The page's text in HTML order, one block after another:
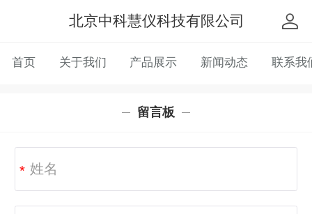
北京中科慧仪科技有限公司
首页 关于我们 产品展示 新闻动态 联系我
留言板
*